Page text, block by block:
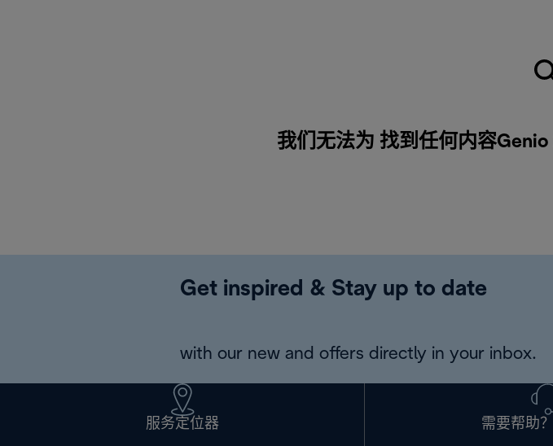
我们无法为 找到任何内容
Get inspired & Stay up to date
with our new and offers directly in your inbox.
服务定位器 需要帮助